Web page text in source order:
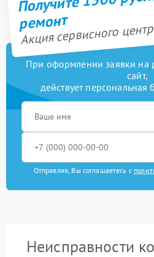
ремонт
Акция сервисного
При оформлении заявки на
сайт,
действует персональная
Отправляя, Вы соглашаетесь с
Неисправности